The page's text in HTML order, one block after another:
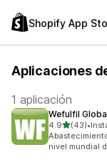
Shopify App
Aplicaciones
1 aplicación
Wefulfil
4.9de 5(43)
43 reseñas en
•
nivel mundial